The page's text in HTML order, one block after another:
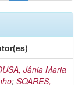
Jânia Maria
; SOARES,